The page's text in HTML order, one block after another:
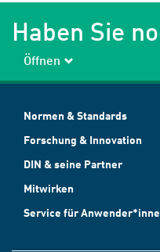
Haben Sie
Öffnen
Normen & Standards
Forschung & Innovation
DIN & seine Partner
Mitwirken
Service für